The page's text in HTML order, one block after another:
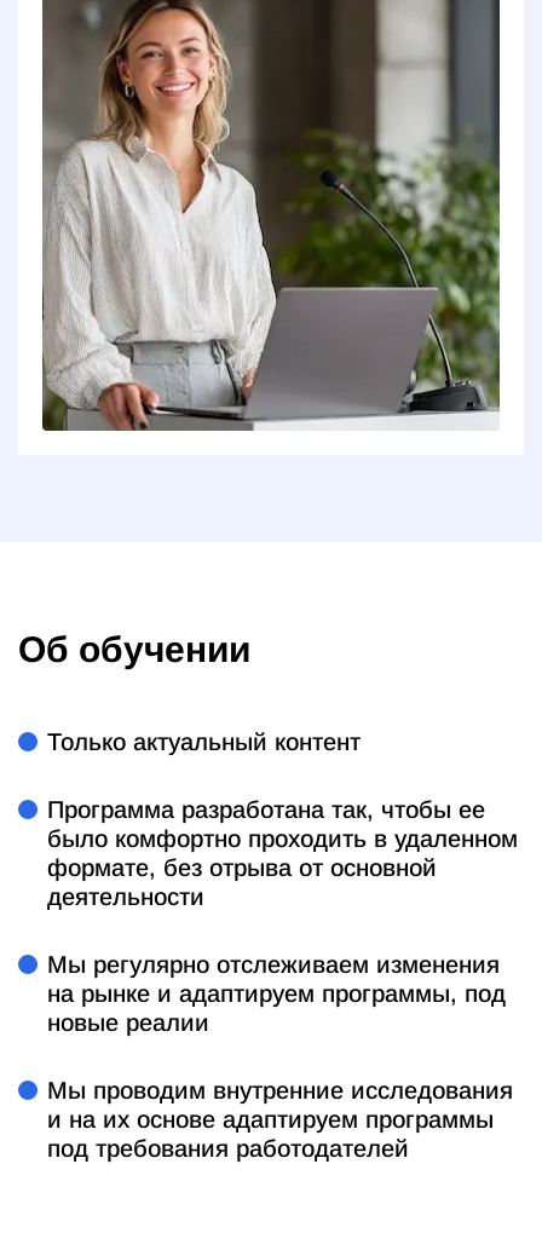
Об обучении
Только актуальный контент
Программа разработана так, чтобы ее
было комфортно проходить в удаленном
формате, без отрыва от основной
деятельности
Мы регулярно отслеживаем изменения
на рынке и адаптируем программы, под
новые реалии
Мы проводим внутренние исследования
и на их основе адаптируем программы
под требования работодателей